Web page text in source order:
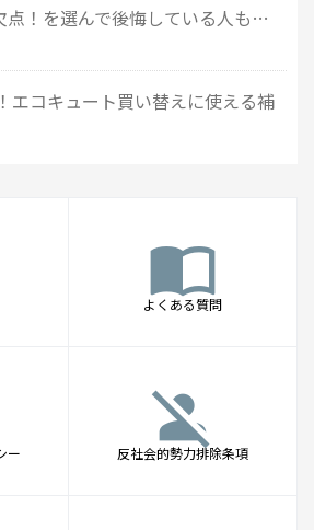
点！を選んで後悔している人も…
エコキュート買い替えに使える補
import_contacts
よくある質問
ー
person_off
反社会的勢力排除条項